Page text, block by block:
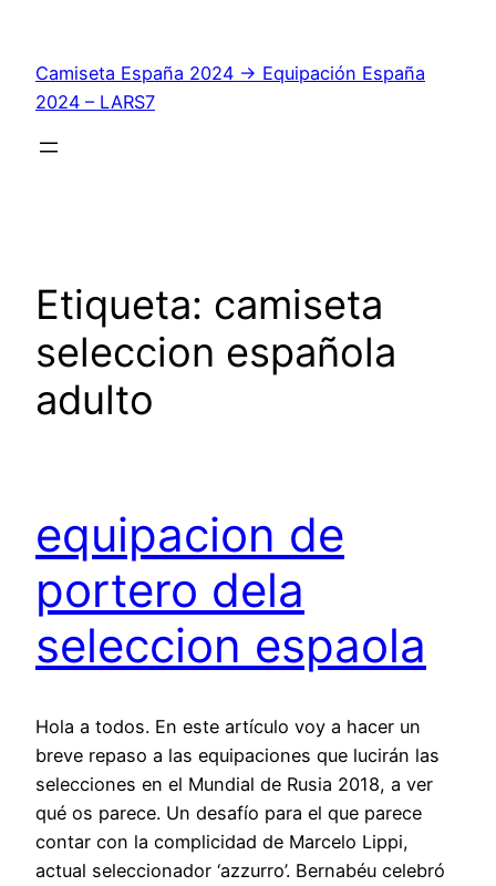
contenido
Camiseta España 2024 → Equipación España
2024 – LARS7
Etiqueta: camiseta
seleccion española
adulto
equipacion de
portero dela
seleccion espaola
Hola a todos. En este artículo voy a hacer un
breve repaso a las equipaciones que lucirán las
selecciones en el Mundial de Rusia 2018, a ver
qué os parece. Un desafío para el que parece
contar con la complicidad de Marcelo Lippi,
actual seleccionador ‘azzurro’. Bernabéu celebró